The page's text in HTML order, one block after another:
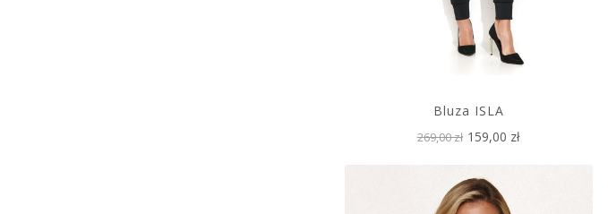
Bluza ISLA
269,00 zł 159,00 zł